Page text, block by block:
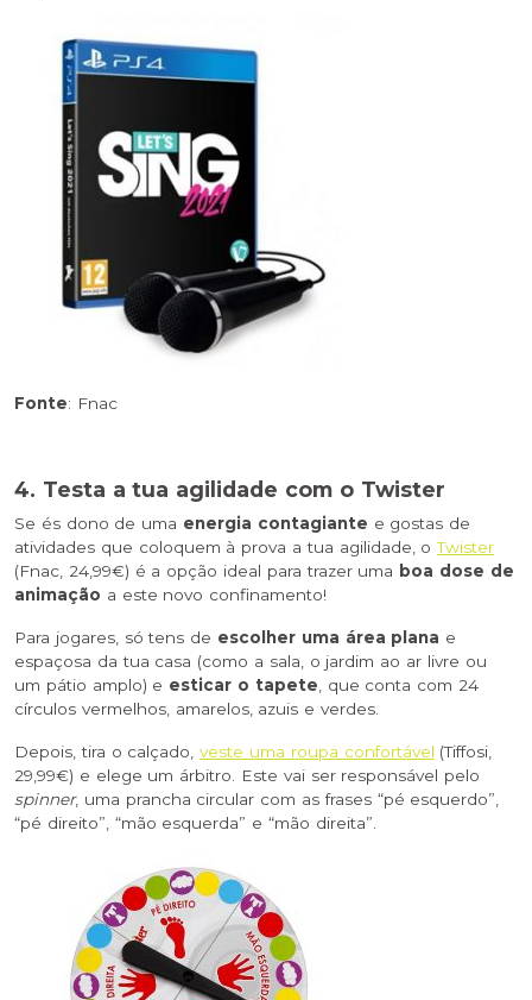
Fonte: Fnac
4. Testa a tua agilidade com o Twister
Se és dono de uma energia contagiante e gostas de
atividades que coloquem à prova a tua agilidade, oTwister
(Fnac, 24,99€) é a opção ideal para trazer uma boa dose de
animação a este novo confinamento!
Para jogares, só tens de escolher uma área plana e
espaçosa da tua casa (como a sala, o jardim ao ar livre ou
um pátio amplo) e esticar o tapete, que conta com 24
círculos vermelhos, amarelos, azuis e verdes.
Depois, tira o calçado,veste uma roupa confortável (Tiffosi,
29,99€) e elege um árbitro. Este vai ser responsável pelo
spinner, uma prancha circular com as frases “pé esquerdo”,
“pé direito”, “mão esquerda” e “mão direita”.